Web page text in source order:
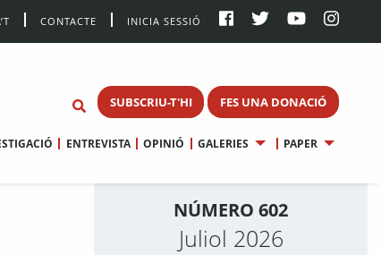
CONTACTE INICIA SESSIÓ
SUBSCRIU-T'HI FES UNA DONACIÓ
ENTREVISTA OPINIÓ GALERIES PAPER
NÚMERO 602
Juliol 2026